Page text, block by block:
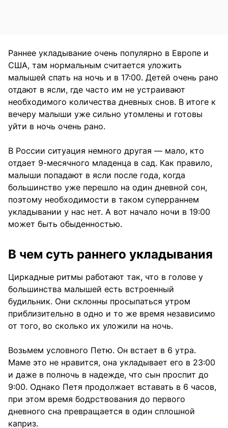
Раннее укладывание очень популярно в Европе и
США, там нормальным считается уложить
малышей спать на ночь и в 17:00. Детей очень рано
отдают в ясли, где часто им не устраивают
необходимого количества дневных снов. В итоге к
вечеру малыши уже сильно утомлены и готовы
уйти в ночь очень рано.
В России ситуация немного другая — мало, кто
отдает 9-месячного младенца в сад. Как правило,
малыши попадают в ясли после года, когда
большинство уже перешло на один дневной сон,
поэтому необходимости в таком суперраннем
укладывании у нас нет. А вот начало ночи в 19:00
может быть обыденностью.
В чем суть раннего укладывания
Циркадные ритмы работают так, что в голове у
большинства малышей есть встроенный
будильник. Они склонны просыпаться утром
приблизительно в одно и то же время независимо
от того, во сколько их уложили на ночь.
Возьмем условного Петю. Он встает в 6 утра.
Маме это не нравится, она укладывает его в 23:00
и даже в полночь в надежде, что сын проспит до
9:00. Однако Петя продолжает вставать в 6 часов,
при этом время бодрствования до первого
дневного сна превращается в один сплошной
каприз.